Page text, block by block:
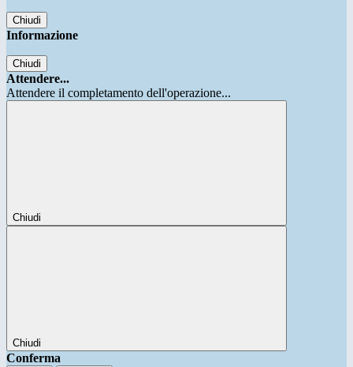
Chiudi
Informazione
Chiudi
Attendere...
Attendere il completamento dell'operazione...
Chiudi
Chiudi
Conferma